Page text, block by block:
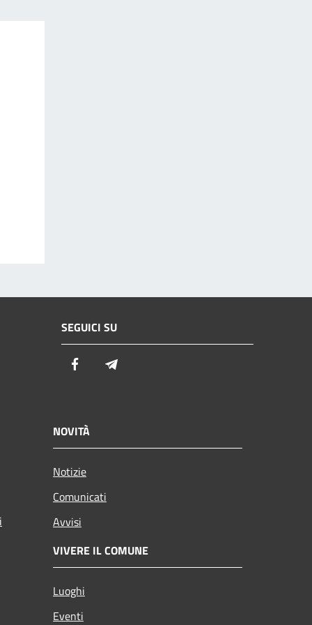
SEGUICI SU
Facebook
NOVITÀ
Notizie
Comunicati
Avvisi
VIVERE IL COMUNE
Luoghi
Eventi